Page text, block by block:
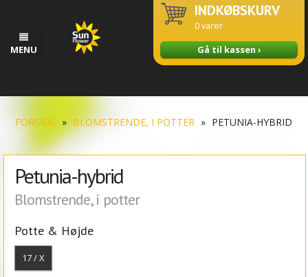
MENU
INDKØBSKURV
0varer
Gå til kassen ›
FORSIDE » BLOMSTRENDE, I POTTER » PETUNIA-HYBRID
Petunia-hybrid
Blomstrende, i potter
Potte & Højde
17 / X